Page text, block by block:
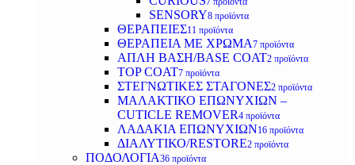
SENSORY8 προϊόντα
ΘΕΡΑΠΕΙΕΣ11 προϊόντα
ΘΕΡΑΠΕΙΑ ΜΕ ΧΡΩΜΑ7 προϊόντα
ΑΠΛΗ ΒΑΣΗ/BASE COAT2 προϊόντα
TOP COAT7 προϊόντα
ΣΤΕΓΝΩΤΙΚΕΣ ΣΤΑΓΟΝΕΣ2 προϊόντα
ΜΑΛΑΚΤΙΚΟ ΕΠΩΝΥΧΙΩΝ –
CUTICLE REMOVER4 προϊόντα
ΛΑΔΑΚΙΑ ΕΠΩΝΥΧΙΩΝ16 προϊόντα
ΔΙΑΛΥΤΙΚΟ/RESTORE2 προϊόντα
ΠΟΔΟΛΟΓΙΑ36 προϊόντα